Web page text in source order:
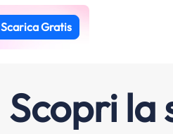
Scarica Gratis
Scopri la